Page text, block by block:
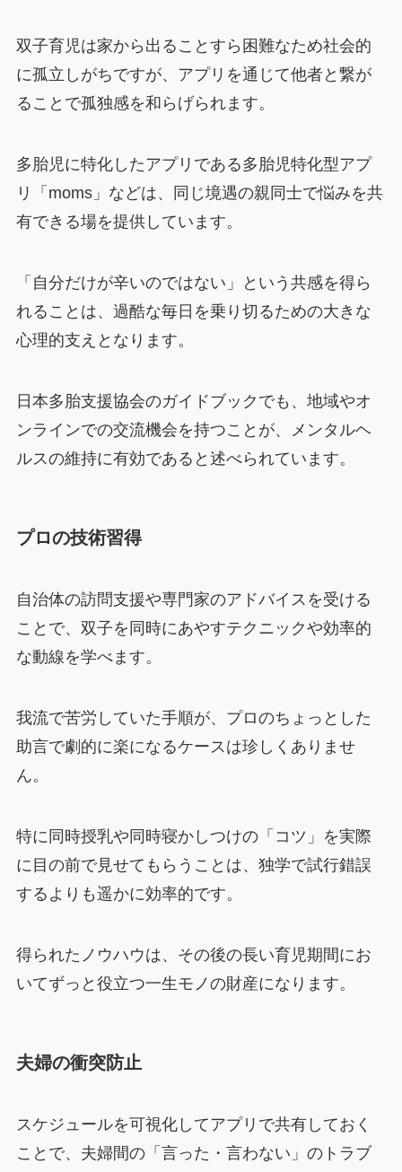
双子育児は家から出ることすら困難なため社会的
に孤立しがちですが、アプリを通じて他者と繋が
ることで孤独感を和らげられます。
多胎児に特化したアプリである多胎児特化型アプ
リ「moms」などは、同じ境遇の親同士で悩みを共
有できる場を提供しています。
「自分だけが辛いのではない」という共感を得ら
れることは、過酷な毎日を乗り切るための大きな
心理的支えとなります。
日本多胎支援協会のガイドブックでも、地域やオ
ンラインでの交流機会を持つことが、メンタルヘ
ルスの維持に有効であると述べられています。
プロの技術習得
自治体の訪問支援や専門家のアドバイスを受ける
ことで、双子を同時にあやすテクニックや効率的
な動線を学べます。
我流で苦労していた手順が、プロのちょっとした
助言で劇的に楽になるケースは珍しくありませ
ん。
特に同時授乳や同時寝かしつけの「コツ」を実際
に目の前で見せてもらうことは、独学で試行錯誤
するよりも遥かに効率的です。
得られたノウハウは、その後の長い育児期間にお
いてずっと役立つ一生モノの財産になります。
夫婦の衝突防止
スケジュールを可視化してアプリで共有しておく
ことで、夫婦間の「言った・言わない」のトラブ